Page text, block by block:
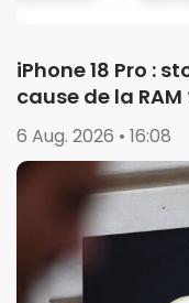
iPhone 18 Pro :
cause de la RAM
6 Aug. 2026 • 16:08